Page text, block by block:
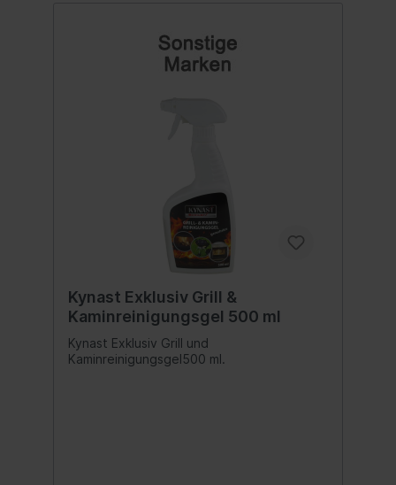
Kynast Exklusiv Grill &
Kaminreinigungsgel 500 ml
Kynast Exklusiv Grill und
Kaminreinigungsgel500 ml.